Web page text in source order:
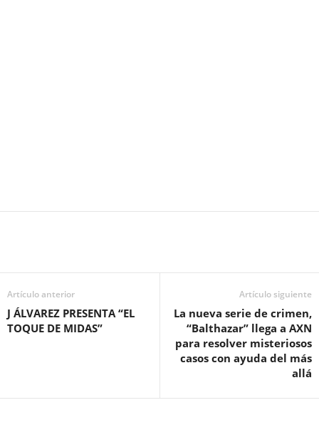
Artículo anterior
J ÁLVAREZ PRESENTA “EL
TOQUE DE MIDAS”
Artículo siguiente
La nueva serie de crimen,
“Balthazar” llega a AXN
para resolver misteriosos
casos con ayuda del más
allá